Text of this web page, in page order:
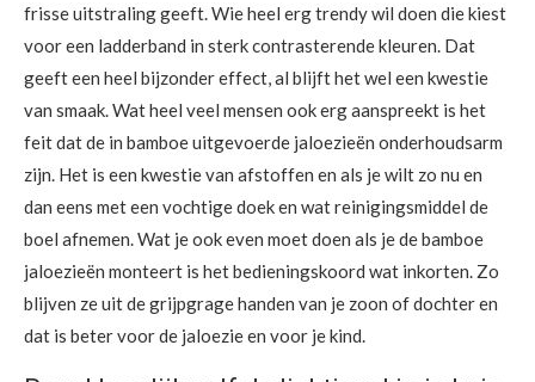
frisse uitstraling geeft. Wie heel erg trendy wil doen die kiest
voor een ladderband in sterk contrasterende kleuren. Dat
geeft een heel bijzonder effect, al blijft het wel een kwestie
van smaak. Wat heel veel mensen ook erg aanspreekt is het
feit dat de in bamboe uitgevoerde jaloezieën onderhoudsarm
zijn. Het is een kwestie van afstoffen en als je wilt zo nu en
dan eens met een vochtige doek en wat reinigingsmiddel de
boel afnemen. Wat je ook even moet doen als je de bamboe
jaloezieën monteert is het bedieningskoord wat inkorten. Zo
blijven ze uit de grijpgrage handen van je zoon of dochter en
dat is beter voor de jaloezie en voor je kind.